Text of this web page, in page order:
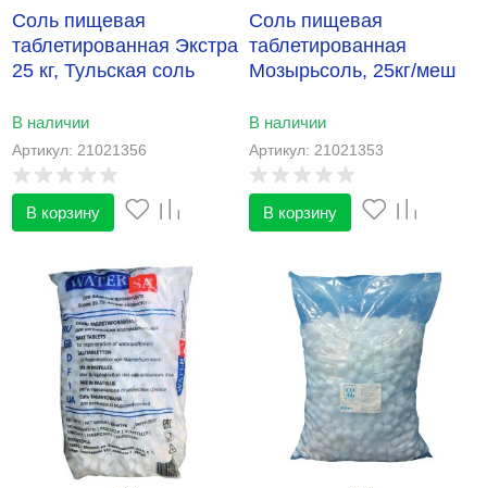
Соль пищевая
таблетированная Экстра
25 кг, Тульская соль
В наличии
Артикул: 21021356
В корзину
Соль пищевая
таблетированная
Мозырьсоль, 25кг/меш
В наличии
Артикул: 21021353
В корзину